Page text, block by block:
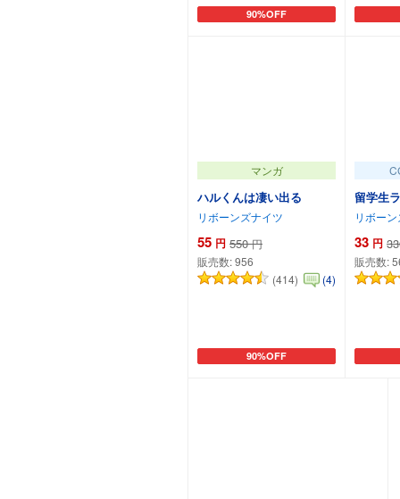
90%OFF
カートに追加
マンガ
ハルくんは凄い出る
リボーンズナイツ
55 円 550 円
販売数:956
(414)
(4)
90%OFF
カートに追加
留学生
リボー
33 円
販売数: